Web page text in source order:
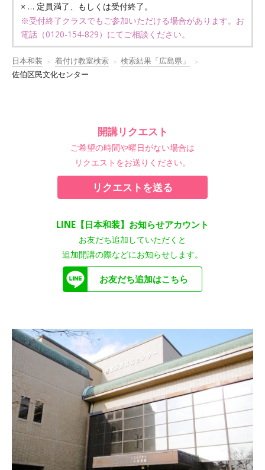
× … 定員満了、もしくは受付終了。
※受付終了クラスでもご参加いただける場合があります。お
電話（0120-154-829）にてご相談ください。
日本和装 着付け教室検索
検索結果「広島県」
佐伯区民文化センター
開講リクエスト
ご希望の時間や曜日がない場合は
リクエストをお送りください。
リクエストを送る
LINE【日本和装】お知らせアカウント
お友だち追加していただくと
追加開講の際などにお知らせします。
お友だち追加はこちら